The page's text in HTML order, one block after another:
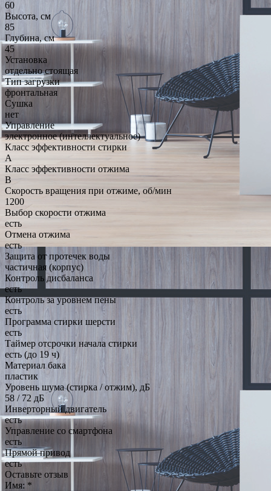
60
Высота, см
85
Глубина, см
45
Установка
отдельно стоящая
Тип загрузки
фронтальная
Сушка
нет
Управление
электронное (интеллектуальное)
Класс эффективности стирки
A
Класс эффективности отжима
B
Скорость вращения при отжиме, об/мин
1200
Выбор скорости отжима
есть
Отмена отжима
есть
Защита от протечек воды
частичная (корпус)
Контроль дисбаланса
есть
Контроль за уровнем пены
есть
Программа стирки шерсти
есть
Таймер отсрочки начала стирки
есть (до 19 ч)
Материал бака
пластик
Уровень шума (стирка / отжим), дБ
58 / 72 дБ
Инверторный двигатель
есть
Управление со смартфона
есть
Прямой привод
есть
Оставьте отзыв
Имя: *